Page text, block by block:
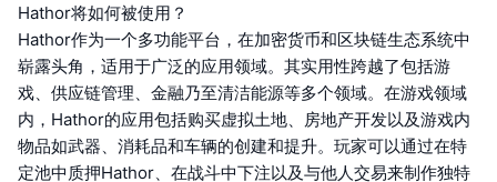
Hathor将如何被使用？
Hathor作为一个多功能平台，在加密货币和区块链生态系统中
崭露头角，适用于广泛的应用领域。其实用性跨越了包括游
戏、供应链管理、金融乃至清洁能源等多个领域。在游戏领域
内，Hathor的应用包括购买虚拟土地、房地产开发以及游戏内
物品如武器、消耗品和车辆的创建和提升。玩家可以通过在特
定池中质押Hathor、在战斗中下注以及与他人交易来制作独特